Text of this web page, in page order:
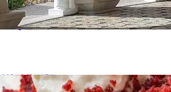
Læs guiden
OPDAG SPANIEN